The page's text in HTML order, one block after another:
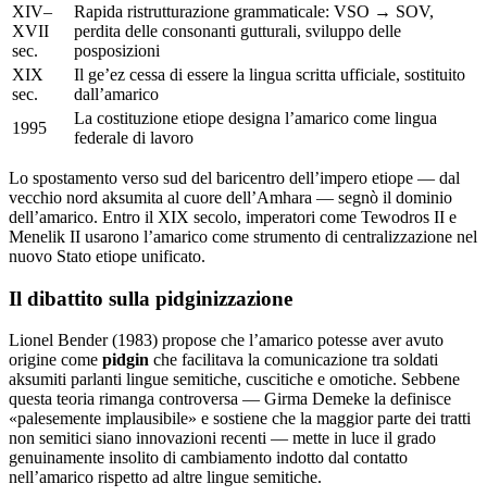
XIV–
XVII
sec.
Rapida ristrutturazione grammaticale: VSO → SOV,
perdita delle consonanti gutturali, sviluppo delle
posposizioni
XIX
sec.
Il ge’ez cessa di essere la lingua scritta ufficiale, sostituito
dall’amarico
1995
La costituzione etiope designa l’amarico come lingua
federale di lavoro
Lo spostamento verso sud del baricentro dell’impero etiope — dal
vecchio nord aksumita al cuore dell’Amhara — segnò il dominio
dell’amarico. Entro il XIX secolo, imperatori come Tewodros II e
Menelik II usarono l’amarico come strumento di centralizzazione nel
nuovo Stato etiope unificato.
Il dibattito sulla pidginizzazione
Lionel Bender (1983) propose che l’amarico potesse aver avuto
origine come pidgin che facilitava la comunicazione tra soldati
aksumiti parlanti lingue semitiche, cuscitiche e omotiche. Sebbene
questa teoria rimanga controversa — Girma Demeke la definisce
«palesemente implausibile» e sostiene che la maggior parte dei tratti
non semitici siano innovazioni recenti — mette in luce il grado
genuinamente insolito di cambiamento indotto dal contatto
nell’amarico rispetto ad altre lingue semitiche.